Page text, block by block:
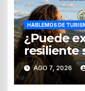
HABLEMOS DE
¿Puede
resiliente
AGO 7, 2026